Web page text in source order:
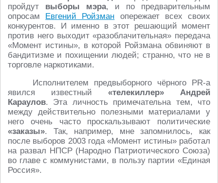
пройдут выборы мэра, и по предварительным
опросам Евгений Ройзман опережает всех своих
конкурентов. И именно в этот решающий момент
против него выходит «разоблачительная» передача
«Момент истины», в которой Ройзмана обвиняют в
бандитизме и похищении людей; странно, что не в
торговле наркотиками.
Исполнителем предвыборного чёрного PR-а
явился известный «телекиллер»
Андрей
Караулов. Эта личность примечательна тем, что
между действительно полезными материалами у
него очень часто проскальзывают политические
«заказы». Так, например, мне запомнилось, как
после выборов 2003 года «Момент истины» работал
на развал НПСР (Народно Патриотического Союза)
во главе с коммунистами, в пользу партии «Единая
Россия».